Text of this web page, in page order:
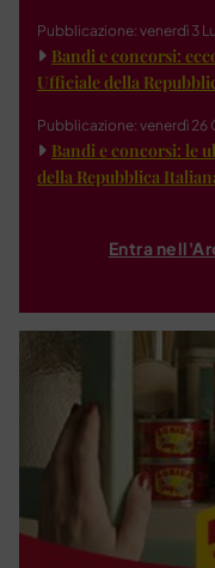
Pubblicazione: venerdì 3
Bandi e concorsi:
Ufficiale della
Pubblicazione: venerdì 26
Bandi e concorsi: le
della Repubblica
Entra